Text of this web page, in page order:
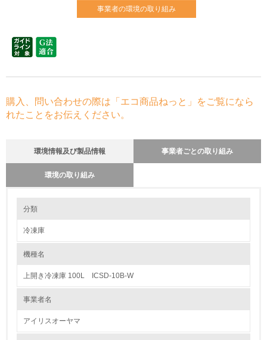
事業者の環境の取り組み
購入、問い合わせの際は「エコ商品ねっと」をご覧になら
れたことをお伝えください。
環境情報及び製品情報 事業者ごとの取り組み
環境の取り組み
1.環境取り組み体制
分類
冷凍庫
機種名
上開き冷凍庫 100L ICSD-10B-W
事業者名
アイリスオーヤマ